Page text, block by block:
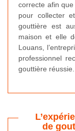
correcte afin
pour collecter
gouttière est
maison et elle
Louans,
professionnel
gouttière réussie.
de